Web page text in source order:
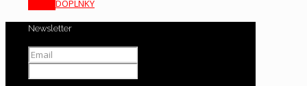
DOPLNKY
Newsletter